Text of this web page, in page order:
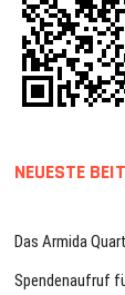
NEUESTE
Das Armida
Spendenaufruf